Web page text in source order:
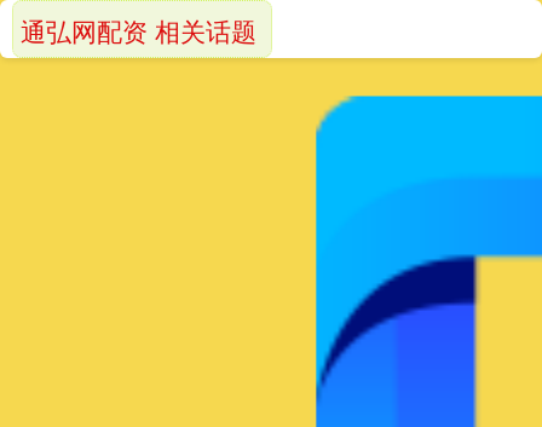
通弘网配资 相关话题